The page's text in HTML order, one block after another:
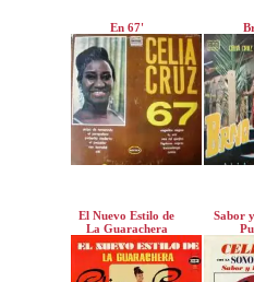
En 67'
El Nuevo Estilo de
La Guarachera
Sabor